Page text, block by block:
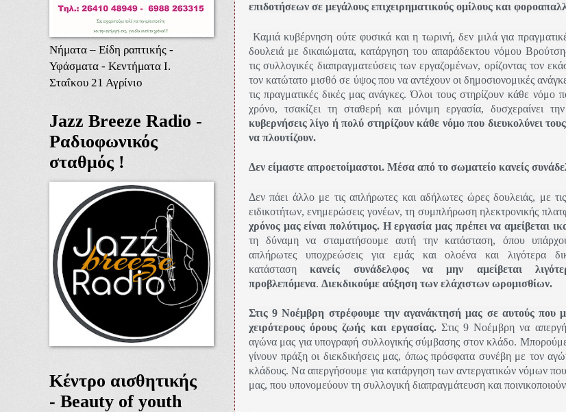
επιδοτήσεων σε μεγάλους επιχειρηματικούς ομίλους και
Καμιά κυβέρνηση ούτε φυσικά και η τωρινή, δεν μιλά για
δουλειά με δικαιώματα, κατάργηση του απαράδεκτου νόμου
τις συλλογικές διαπραγματεύσεις των εργαζομένων, ορίζοντας τον
τον κατώτατο μισθό σε ύψος που να αντέχουν οι δημοσιονομικές
τις πραγματικές δικές μας ανάγκες. Όλοι τους στηρίζουν κάθε νόμο
χρόνο, τσακίζει τη σταθερή και μόνιμη εργασία, δυσχεραίνει
κυβερνήσεις λίγο ή πολύ στηρίζουν κάθε νόμο που διευκολύνει
να πλουτίζουν.
Δεν είμαστε απροετοίμαστοι. Μέσα από το σωματείο κανείς
Δεν πάει άλλο με τις απλήρωτες και αδήλωτες ώρες δουλειάς, με
ειδικοτήτων, ενημερώσεις γονέων, τη συμπλήρωση ηλεκτρονικής
χρόνος μας είναι πολύτιμος. Η εργασία μας πρέπει να αμείβεται
τη δύναμη να σταματήσουμε αυτή την κατάσταση, όπου
απλήρωτες υποχρεώσεις για εμάς και ολοένα και λιγότερα
κατάστασηκανείς συνάδελφος να μην αμείβεται
προβλεπόμενα. Διεκδικούμε αύξηση των ελάχιστων ωρομισθίων.
Στις 9 Νοέμβρη στρέφουμε την αγανάκτησή μας σε αυτούς που
χειρότερους όρους ζωής και εργασίας.Στις 9 Νοέμβρη να
αγώνα μας για υπογραφή συλλογικής σύμβασης στον κλάδο. Μπορούμε
γίνουν πράξη οι διεκδικήσεις μας, όπως πρόσφατα συνέβη με τον
κλάδους. Να απεργήσουμε για κατάργηση των αντεργατικών νόμων
μας, που υπονομεύουν τη συλλογική διαπραγμάτευση και
Νήματα – Είδη ραπτικής -
Υφάσματα - Κεντήματα Ι.
Σταΐκου 21 Αγρίνιο
Jazz Breeze Radio -
Ραδιοφωνικός
σταθμός !
Κέντρο αισθητικής
- Beauty of youth